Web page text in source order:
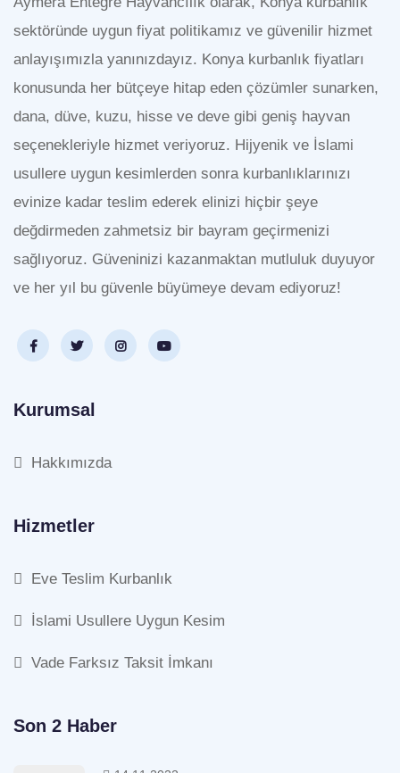
sektöründe uygun fiyat politikamız ve güvenilir hizmet
anlayışımızla yanınızdayız. Konya kurbanlık fiyatları
konusunda her bütçeye hitap eden çözümler sunarken,
dana, düve, kuzu, hisse ve deve gibi geniş hayvan
seçenekleriyle hizmet veriyoruz. Hijyenik ve İslami
usullere uygun kesimlerden sonra kurbanlıklarınızı
evinize kadar teslim ederek elinizi hiçbir şeye
değdirmeden zahmetsiz bir bayram geçirmenizi
sağlıyoruz. Güveninizi kazanmaktan mutluluk duyuyor
ve her yıl bu güvenle büyümeye devam ediyoruz!
Kurumsal
Hakkımızda
Hizmetler
Eve Teslim Kurbanlık
İslami Usullere Uygun Kesim
Vade Farksız Taksit İmkanı
Son 2 Haber